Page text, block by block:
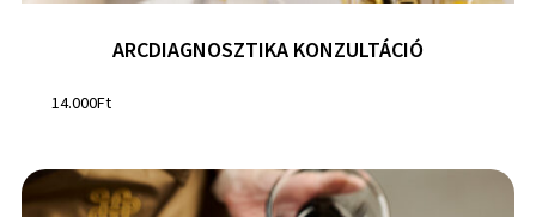
ARCDIAGNOSZTIKA KONZULTÁCIÓ
14.000Ft